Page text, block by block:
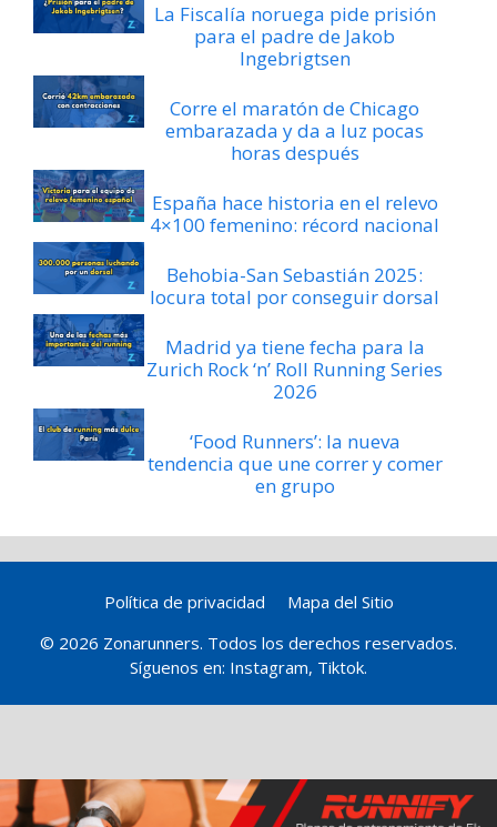
La Fiscalía noruega pide prisión
para el padre de Jakob
Ingebrigtsen
Corre el maratón de Chicago
embarazada y da a luz pocas
horas después
España hace historia en el relevo
4×100 femenino: récord nacional
Behobia-San Sebastián 2025:
locura total por conseguir dorsal
Madrid ya tiene fecha para la
Zurich Rock ‘n’ Roll Running Series
2026
‘Food Runners’: la nueva
tendencia que une correr y comer
en grupo
Política de privacidad
Mapa del Sitio
© 2026 Zonarunners. Todos los derechos reservados.
Síguenos en: Instagram, Tiktok.